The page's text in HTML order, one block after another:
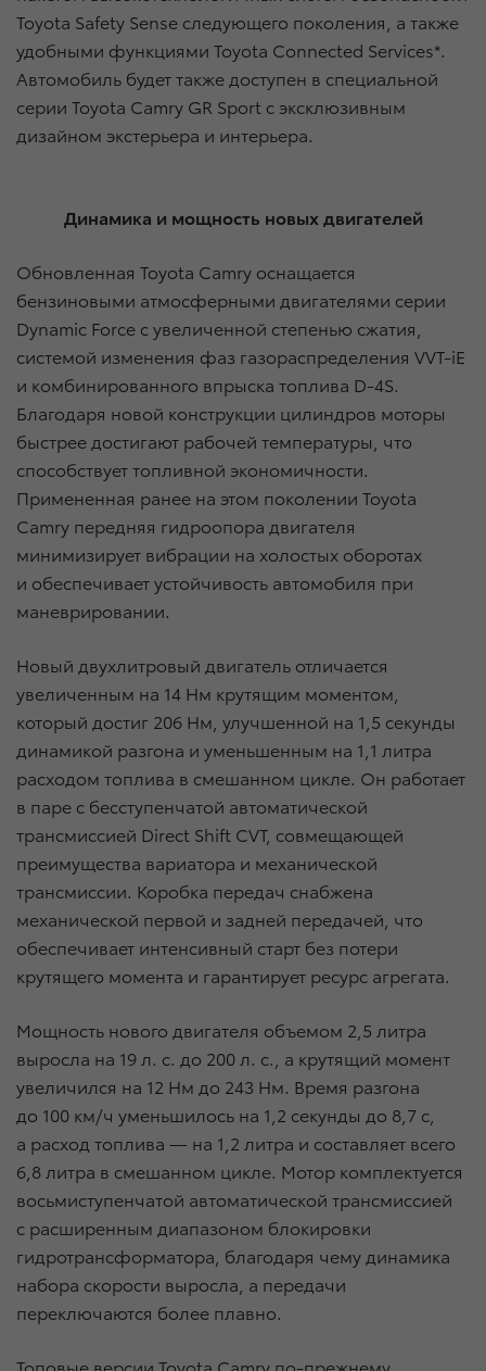
Toyota Safety Sense следующего поколения, а также
удобными функциями Toyota Connected Services*.
Автомобиль будет также доступен в специальной
серии Toyota Camry GR Sport с эксклюзивным
дизайном экстерьера и интерьера.
Динамика и мощность новых двигателей
Обновленная Toyota Camry оснащается
бензиновыми атмосферными двигателями серии
Dynamic Force с увеличенной степенью сжатия,
системой изменения фаз газораспределения VVT-iE
и комбинированного впрыска топлива D-4S.
Благодаря новой конструкции цилиндров моторы
быстрее достигают рабочей температуры, что
способствует топливной экономичности.
Примененная ранее на этом поколении Toyota
Camry передняя гидроопора двигателя
минимизирует вибрации на холостых оборотах
и обеспечивает устойчивость автомобиля при
маневрировании.
Новый двухлитровый двигатель отличается
увеличенным на 14 Нм крутящим моментом,
который достиг 206 Нм, улучшенной на 1,5 секунды
динамикой разгона и уменьшенным на 1,1 литра
расходом топлива в смешанном цикле. Он работает
в паре с бесступенчатой автоматической
трансмиссией Direct Shift CVT, совмещающей
преимущества вариатора и механической
трансмиссии. Коробка передач снабжена
механической первой и задней передачей, что
обеспечивает интенсивный старт без потери
крутящего момента и гарантирует ресурс агрегата.
Мощность нового двигателя объемом 2,5 литра
выросла на 19 л. с. до 200 л. с., а крутящий момент
увеличился на 12 Нм до 243 Нм. Время разгона
до 100 км/ч уменьшилось на 1,2 секунды до 8,7 с,
а расход топлива — на 1,2 литра и составляет всего
6,8 литра в смешанном цикле. Мотор комплектуется
восьмиступенчатой автоматической трансмиссией
с расширенным диапазоном блокировки
гидротрансформатора, благодаря чему динамика
набора скорости выросла, а передачи
переключаются более плавно.
Топовые версии Toyota Camry по-прежнему